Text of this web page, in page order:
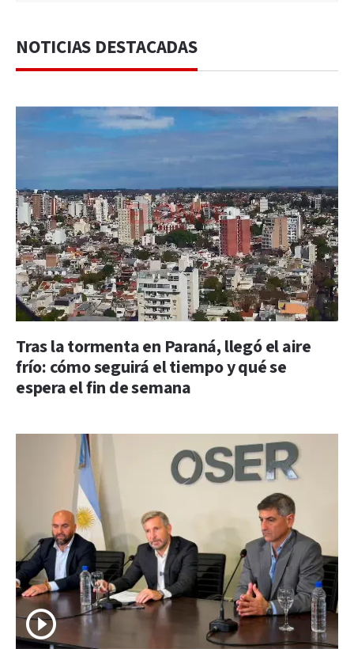
NOTICIAS DESTACADAS
Tras la tormenta en Paraná, llegó el aire
frío: cómo seguirá el tiempo y qué se
espera el fin de semana